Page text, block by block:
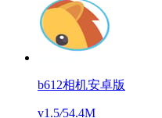
b612相机安卓版
v1.5/54.4M